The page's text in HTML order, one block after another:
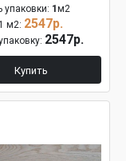
упаковки: 1 м2
м2: 2547р.
2547р.
Купить